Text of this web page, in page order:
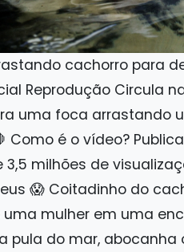
cachorro para
Reprodução Circula
uma foca arrastando
Como é o vídeo?
milhões de
😱 Coitadinho do
mulher em uma
pula do mar, abocanha